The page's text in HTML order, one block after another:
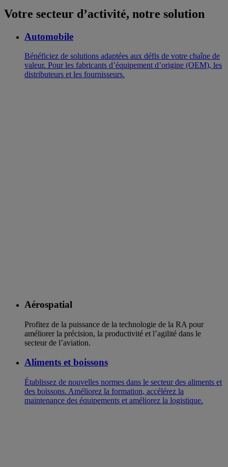
Votre secteur d’activité, notre solution
Automobile
Bénéficiez de solutions adaptées aux défis de votre chaîne de
valeur. Pour les fabricants d’équipement d’origine (OEM), les
distributeurs et les fournisseurs.
Aérospatial
Profitez de la puissance de la technologie de la RA pour
améliorer la précision, la productivité et l’agilité dans le
secteur de l’aviation.
Aliments et boissons
Établissez de nouvelles normes dans le secteur des aliments et
des boissons. Améliorez la formation, accélérez la
maintenance des équipements et améliorez la logistique.